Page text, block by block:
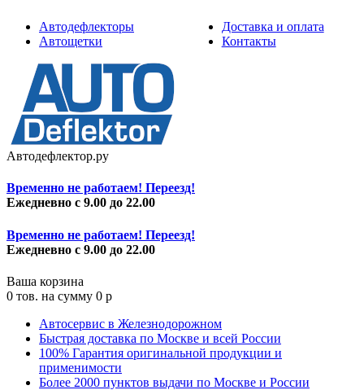
Автодефлекторы
Автощетки
Доставка и оплата
Контакты
Автодефлектор.ру
Временно не работаем! Переезд!
Ежедневно с 9.00 до 22.00
Временно не работаем! Переезд!
Ежедневно с 9.00 до 22.00
Ваша корзина
0 тов. на сумму 0 p
Автосервис в Железнодорожном
Быстрая доставка по Москве и всей России
100% Гарантия оригинальной продукции и
применимости
Более 2000 пунктов выдачи по Москве и России